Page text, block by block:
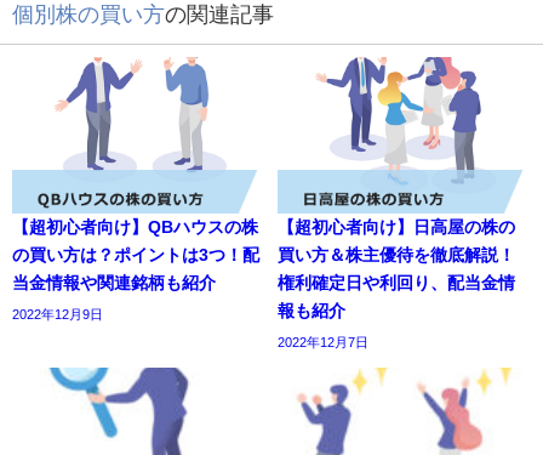
個別株の買い方の関連記事
【超初心者向け】QBハウスの株
の買い方は？ポイントは3つ！配
当金情報や関連銘柄も紹介
2022年12月9日
【超初心者向け】日高屋の株の
買い方＆株主優待を徹底解説！
権利確定日や利回り、配当金情
報も紹介
2022年12月7日